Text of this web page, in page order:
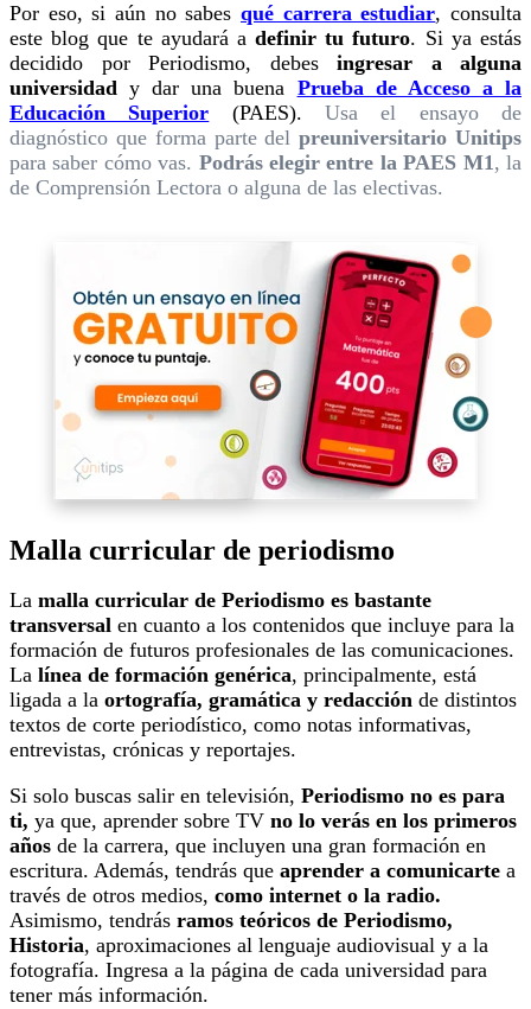
Por eso, si aún no sabes qué carrera estudiar, consulta
este blog que te ayudará adefinir tu futuro. Si ya estás
decidido por Periodismo, debes ingresar a alguna
universidad y dar una buena Prueba de Acceso a la
Educación Superior (PAES).Usa el ensayo de
diagnóstico que forma parte delpreuniversitario Unitips
para saber cómo vas. Podrás elegir entre la PAES M1, la
de Comprensión Lectora o alguna de las electivas.
Malla curricular de periodismo
La malla curricular de Periodismo es bastante
transversal en cuanto a los contenidos que incluye para la
formación de futuros profesionales de las comunicaciones.
La línea de formación genérica, principalmente, está
ligada a la ortografía, gramática y redacción de distintos
textos de corte periodístico, como notas informativas,
entrevistas, crónicas y reportajes.
Si solo buscas salir en televisión, Periodismo no es para
ti, ya que, aprender sobre TV no lo verás en los primeros
años de la carrera, que incluyen una gran formación en
escritura. Además, tendrás que aprender a comunicarte a
través de otros medios, como internet o la radio.
Asimismo, tendrás ramos teóricos de Periodismo,
Historia, aproximaciones al lenguaje audiovisual y a la
fotografía. Ingresa a la página de cada universidad para
tener más información.